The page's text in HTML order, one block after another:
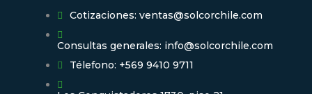
Cotizaciones: ventas@solcorchile.com
Consultas generales: info@solcorchile.com
Télefono: +569 9410 9711